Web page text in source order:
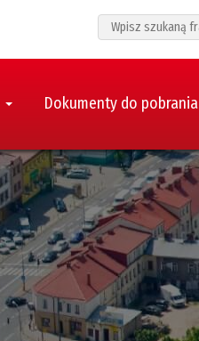
Search
Dokumenty do pobrania